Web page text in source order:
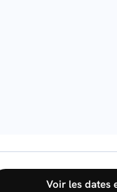
Voir les dates